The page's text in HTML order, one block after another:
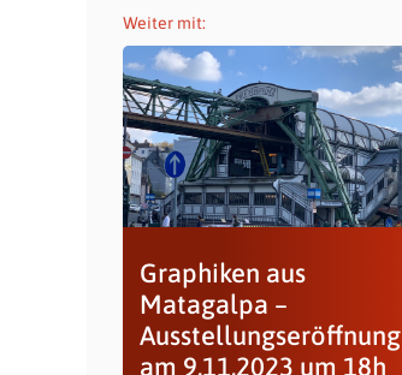
Weiter mit:
Graphiken aus
Matagalpa –
Ausstellungseröffnung
am 9.11.2023 um 18h